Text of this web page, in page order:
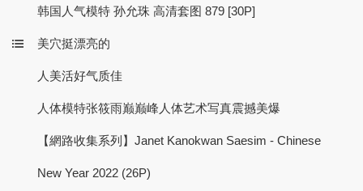
韩国人气模特 孙允珠 高清套图 879 [30P]
美穴挺漂亮的
人美活好气质佳
人体模特张筱雨巅巅峰人体艺术写真震撼美爆
【網路收集系列】Janet Kanokwan Saesim - Chinese
New Year 2022 (26P)